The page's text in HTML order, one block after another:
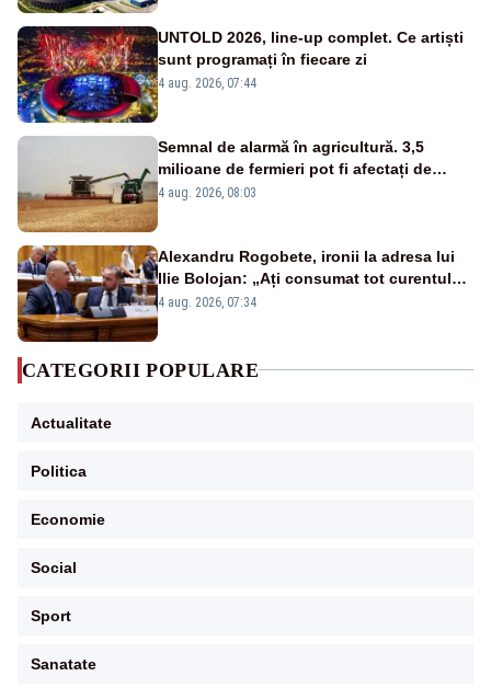
UNTOLD 2026, line-up complet. Ce artiști
sunt programați în fiecare zi
4 aug. 2026, 07:44
Semnal de alarmă în agricultură. 3,5
milioane de fermieri pot fi afectați de
strategia pentru conservarea
4 aug. 2026, 08:03
Alexandru Rogobete, ironii la adresa lui
Ilie Bolojan: „Ați consumat tot curentul
urmărind șobolani imaginari”
4 aug. 2026, 07:34
CATEGORII POPULARE
Actualitate
Politica
Economie
Social
Sport
Sanatate